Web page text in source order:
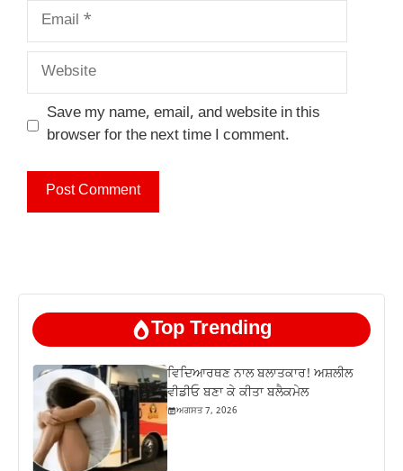
Email
Website
Save my name, email, and website in this
browser for the next time I comment.
Top Trending
ਵਿਦਿਆਰਥਣ ਨਾਲ ਬਲਾਤਕਾਰ! ਅਸ਼ਲੀਲ
ਵੀਡੀਓ ਬਣਾ ਕੇ ਕੀਤਾ ਬਲੈਕਮੇਲ
ਅਗਸਤ 7, 2026